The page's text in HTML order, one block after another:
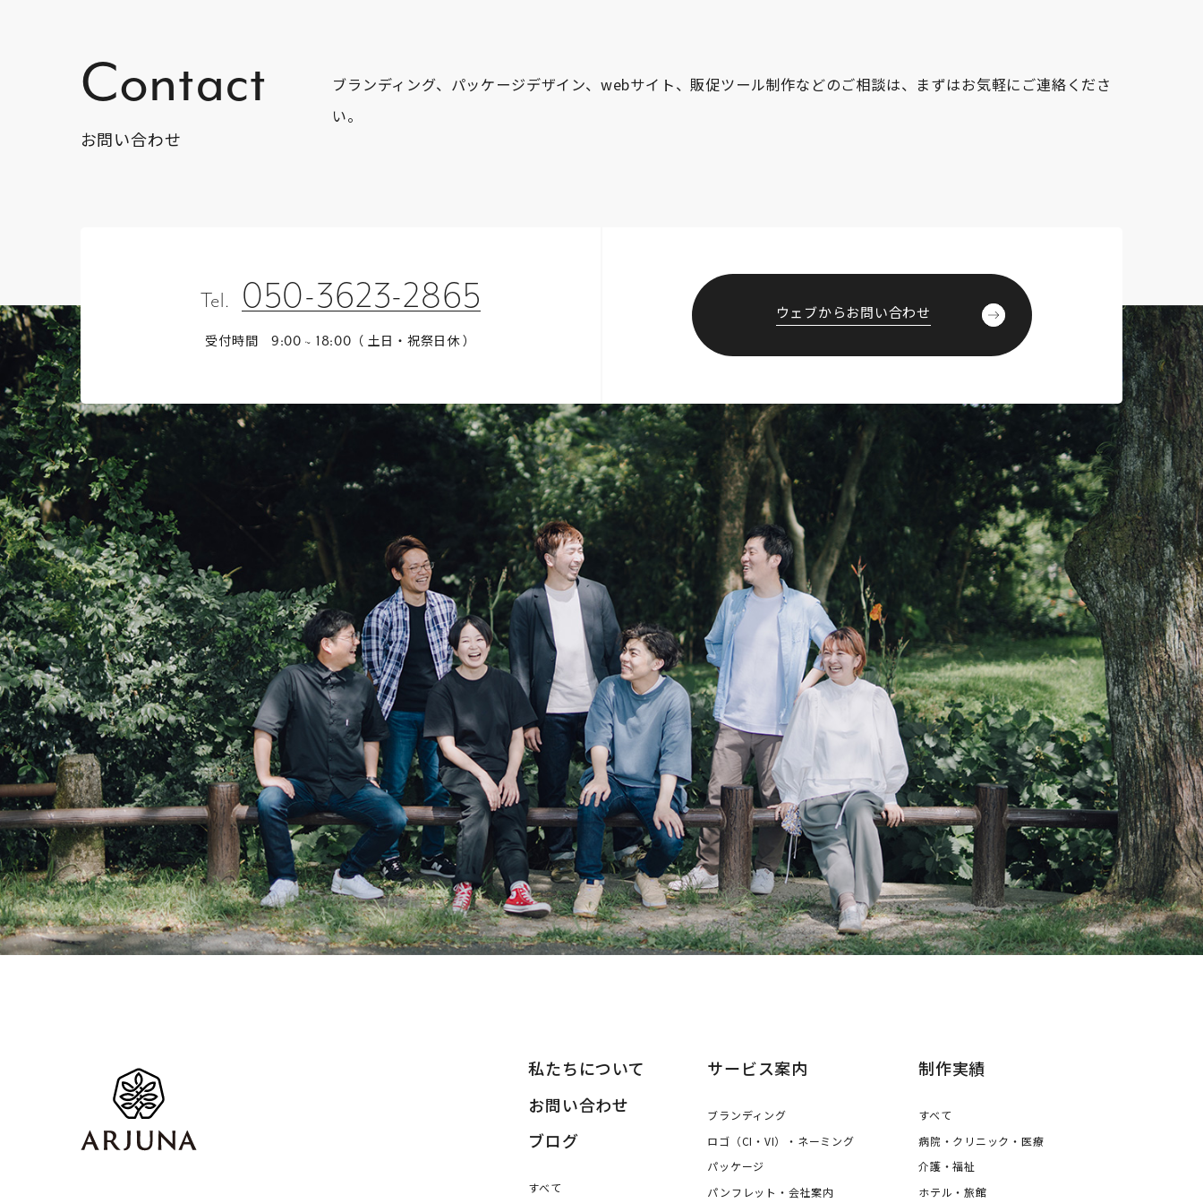
Contact
お問い合わせ
ブランディング、パッケージデザイン、webサイト、販促ツール制作などのご相談は、まずはお気軽にご連絡くださ
い。
Tel. 050-3623-2865
受付時間 9:00 ~ 18:00 （ 土日・祝祭日休 ）
ウェブからお問い合わせ
福岡 ブランディング・ブランディングデザイン・パッケージ・ロゴ デザイン事務所 株式会社アルジュナ
私たちについて
お問い合わせ
ブログ
すべて
サービス案内
ブランディング
ロゴ（CI・VI）・ネーミング
パッケージ
パンフレット・会社案内
制作実績
すべて
病院・クリニック・医療
介護・福祉
ホテル・旅館